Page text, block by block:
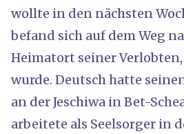
wollte in den nächsten
befand sich auf dem Weg
Heimatort seiner
wurde. Deutsch hatte
an der Jeschiwa in Bet-
arbeitete als Seelsorger in